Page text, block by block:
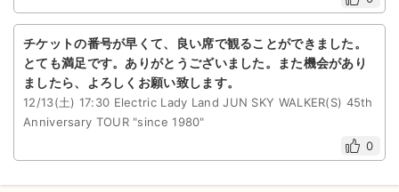
チケットの番号が早くて、良い席で観ることができました。
とても満足です。ありがとうございました。また機会があり
ましたら、よろしくお願い致します。
12/13(土) 17:30 Electric Lady Land JUN SKY WALKER(S) 45th
Anniversary TOUR "since 1980"
0